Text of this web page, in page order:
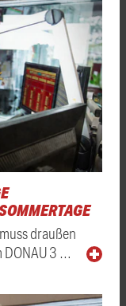
draußen
DONAU 3 …